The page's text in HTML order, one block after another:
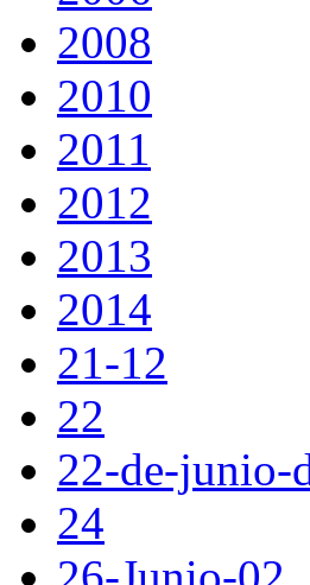
2008
2010
2011
2012
2013
2014
21-12
22
22-de-junio-
24